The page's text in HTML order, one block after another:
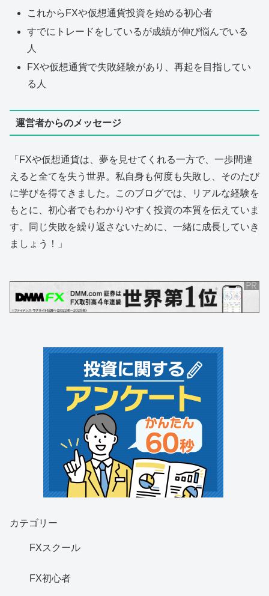
これからFXや仮想通貨投資を始める初心者
すでにトレードをしているが成績が伸び悩んでいる
人
FXや仮想通貨で失敗経験があり、再起を目指してい
る人
運営者からのメッセージ
「FXや仮想通貨は、夢を見せてくれる一方で、一歩間違
えると全てを失う世界。私自身も何度も失敗し、そのたび
に学びを得てきました。このブログでは、リアルな経験を
もとに、初心者でもわかりやすく投資の本質を伝えていま
す。同じ失敗を繰り返さないために、一緒に成長していき
ましょう！」
カテゴリー
FXスクール
FX初心者